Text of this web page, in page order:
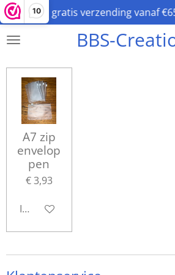
10
Ga
direct
naar
hoofdinhoud
BBS-
gratis verzending vanaf
A7 zip
envelop
pen
€ 3,93
In winkelwagen